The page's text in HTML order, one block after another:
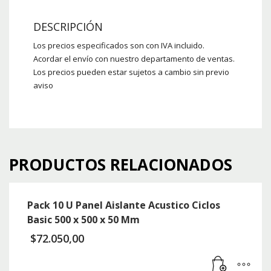
DESCRIPCIÓN
Los precios especificados son con IVA incluido.
Acordar el envío con nuestro departamento de ventas.
Los precios pueden estar sujetos a cambio sin previo
aviso
PRODUCTOS RELACIONADOS
Pack 10 U Panel Aislante Acustico Ciclos
Basic 500 x 500 x 50 Mm
$72.050,00